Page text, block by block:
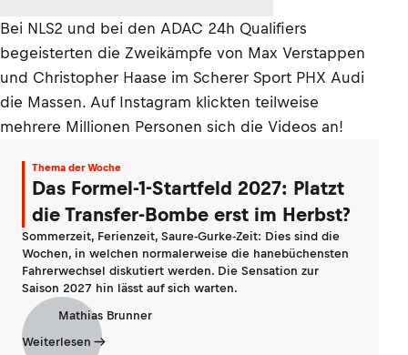
Bei NLS2 und bei den ADAC 24h Qualifiers
begeisterten die Zweikämpfe von Max Verstappen
und Christopher Haase im Scherer Sport PHX Audi
die Massen. Auf Instagram klickten teilweise
mehrere Millionen Personen sich die Videos an!
Thema der Woche
Das Formel-1-Startfeld 2027: Platzt
die Transfer-Bombe erst im Herbst?
Sommerzeit, Ferienzeit, Saure-Gurke-Zeit: Dies sind die
Wochen, in welchen normalerweise die hanebüchensten
Fahrerwechsel diskutiert werden. Die Sensation zur
Saison 2027 hin lässt auf sich warten.
Mathias Brunner
Weiterlesen